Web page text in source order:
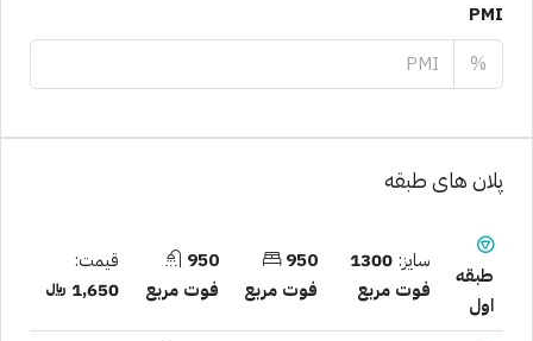
PMI
%
پلان های طبقه
طبقه
اول
سایز:1300
فوت مربع
950
فوت مربع
950
فوت مربع
قیمت:
1,650 ﷼